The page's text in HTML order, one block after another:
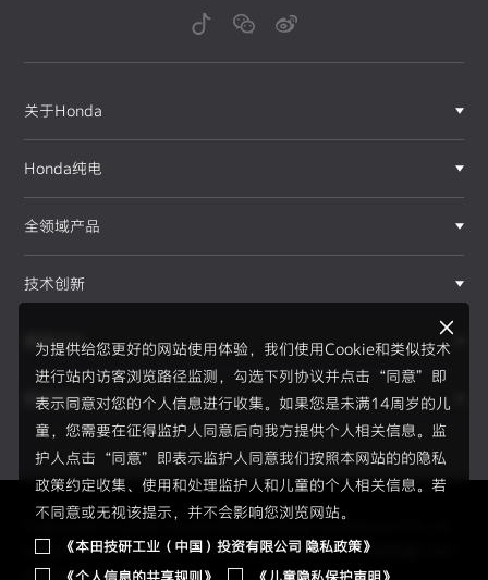
为提供给您更好的网站使用体验，我们使用Cookie和类似技术
进行站内访客浏览路径监测，勾选下列协议并点击“同意”即
表示同意对您的个人信息进行收集。如果您是未满14周岁的儿
童，您需要在征得监护人同意后向我方提供个人相关信息。监
护人点击“同意”即表示监护人同意我们按照本网站的的隐私
政策约定收集、使用和处理监护人和儿童的个人相关信息。若
不同意或无视该提示，并不会影响您浏览网站。
《本田技研工业（中国）投资有限公司 隐私政策》
《个人信息的共享规则》
《儿童隐私保护声明》
关于Honda
Honda纯电
全领域产品
技术创新
赛事运动
新闻资讯
Copyright © 2026 Honda Motor(China) Investment Co., Lt
d. All Right Reserved.京ICP备05023886号 京公网安备1101
F1®赛事